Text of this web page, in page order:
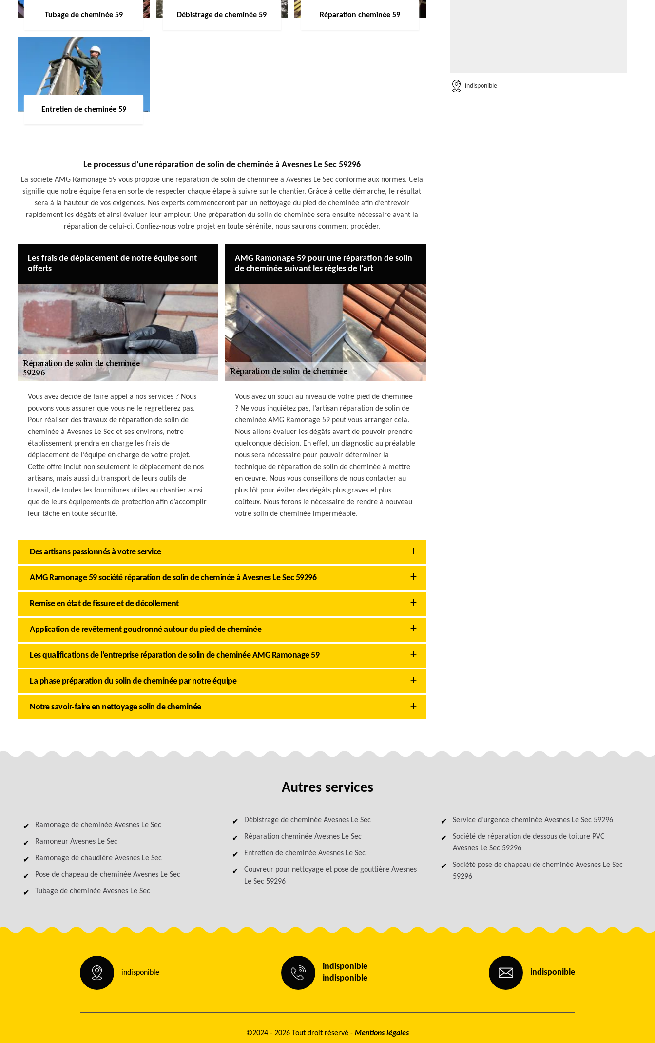
Tubage de cheminée 59 Débistrage de cheminée 59 Réparation cheminée 59
Entretien de cheminée 59
Le processus d’une réparation de solin de cheminée à Avesnes Le Sec 59296
La société AMG Ramonage 59 vous propose une réparation de solin de cheminée à Avesnes Le Sec conforme aux normes. Cela
signifie que notre équipe fera en sorte de respecter chaque étape à suivre sur le chantier. Grâce à cette démarche, le résultat
sera à la hauteur de vos exigences. Nos experts commenceront par un nettoyage du pied de cheminée afin d’entrevoir
rapidement les dégâts et ainsi évaluer leur ampleur. Une préparation du solin de cheminée sera ensuite nécessaire avant la
réparation de celui-ci. Confiez-nous votre projet en toute sérénité, nous saurons comment procéder.
Les frais de déplacement de notre équipe sont
offerts
Vous avez décidé de faire appel à nos services ? Nous
pouvons vous assurer que vous ne le regretterez pas.
Pour réaliser des travaux de réparation de solin de
cheminée à Avesnes Le Sec et ses environs, notre
établissement prendra en charge les frais de
déplacement de l’équipe en charge de votre projet.
Cette offre inclut non seulement le déplacement de nos
artisans, mais aussi du transport de leurs outils de
travail, de toutes les fournitures utiles au chantier ainsi
que de leurs équipements de protection afin d’accomplir
leur tâche en toute sécurité.
AMG Ramonage 59 pour une réparation de solin
de cheminée suivant les règles de l’art
Vous avez un souci au niveau de votre pied de cheminée
? Ne vous inquiétez pas, l’artisan réparation de solin de
cheminée AMG Ramonage 59 peut vous arranger cela.
Nous allons évaluer les dégâts avant de pouvoir prendre
quelconque décision. En effet, un diagnostic au préalable
nous sera nécessaire pour pouvoir déterminer la
technique de réparation de solin de cheminée à mettre
en œuvre. Nous vous conseillons de nous contacter au
plus tôt pour éviter des dégâts plus graves et plus
coûteux. Nous ferons le nécessaire de rendre à nouveau
votre solin de cheminée imperméable.
Des artisans passionnés à votre service
AMG Ramonage 59 société réparation de solin de cheminée à Avesnes Le Sec 59296
Remise en état de fissure et de décollement
Application de revêtement goudronné autour du pied de cheminée
Les qualifications de l’entreprise réparation de solin de cheminée AMG Ramonage 59
La phase préparation du solin de cheminée par notre équipe
Notre savoir-faire en nettoyage solin de cheminée
indisponible
Autres services
Ramonage de cheminée Avesnes Le Sec
Ramoneur Avesnes Le Sec
Ramonage de chaudière Avesnes Le Sec
Pose de chapeau de cheminée Avesnes Le Sec
Tubage de cheminée Avesnes Le Sec
Débistrage de cheminée Avesnes Le Sec
Réparation cheminée Avesnes Le Sec
Entretien de cheminée Avesnes Le Sec
Couvreur pour nettoyage et pose de gouttière Avesnes
Le Sec 59296
Service d'urgence cheminée Avesnes Le Sec 59296
Société de réparation de dessous de toiture PVC
Avesnes Le Sec 59296
Société pose de chapeau de cheminée Avesnes Le Sec
59296
indisponible
indisponible
indisponible
indisponible
©2024 - 2026 Tout droit réservé - Mentions légales